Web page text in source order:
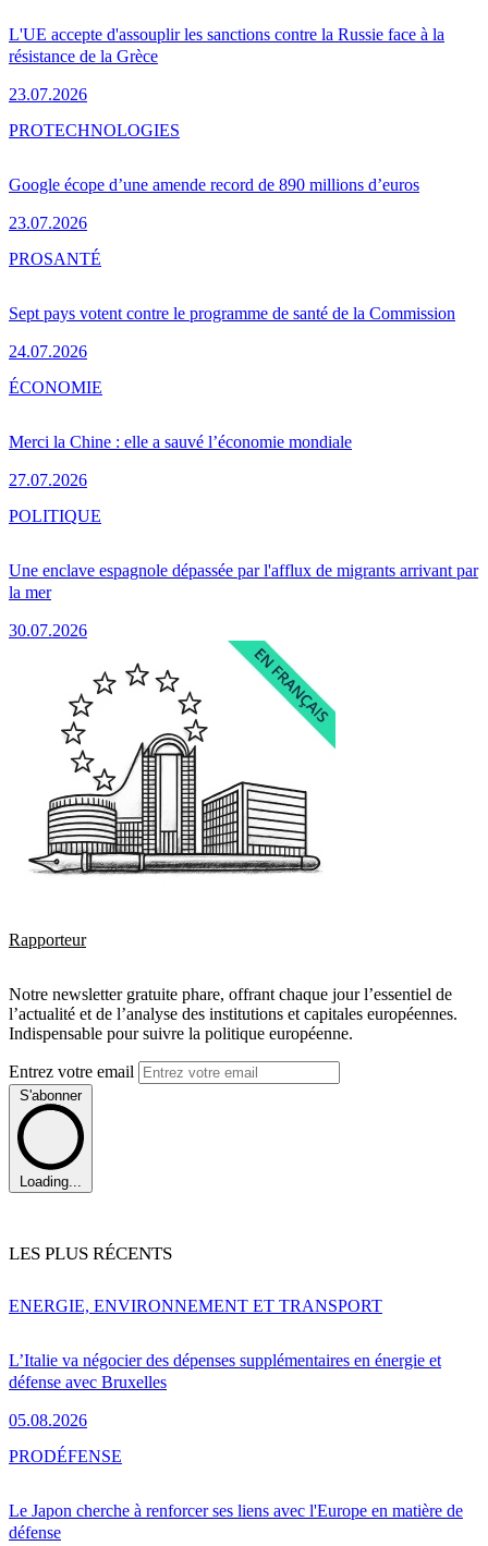
L'UE accepte d'assouplir les sanctions contre la Russie face à la
résistance de la Grèce
23.07.2026
Google écope d’une amende record de 890 millions d’euros
23.07.2026
PROTECHNOLOGIES
Sept pays votent contre le programme de santé de la Commission
24.07.2026
PROSANTÉ
Merci la Chine : elle a sauvé l’économie mondiale
27.07.2026
ÉCONOMIE
Une enclave espagnole dépassée par l'afflux de migrants arrivant par
la mer
30.07.2026
POLITIQUE
Rapporteur
Notre newsletter gratuite phare, offrant chaque jour l’essentiel de
l’actualité et de l’analyse des institutions et capitales européennes.
Indispensable pour suivre la politique européenne.
Entrez votre email
S'abonner
Loading...
LES PLUS RÉCENTS
L’Italie va négocier des dépenses supplémentaires en énergie et
défense avec Bruxelles
05.08.2026
ENERGIE, ENVIRONNEMENT ET TRANSPORT
Le Japon cherche à renforcer ses liens avec l'Europe en matière de
défense
PRODÉFENSE